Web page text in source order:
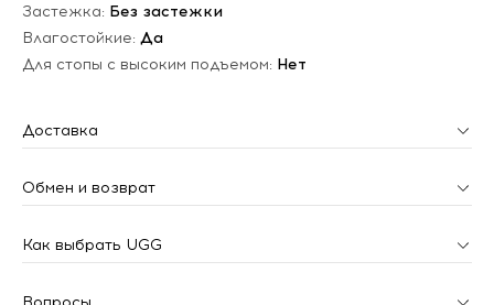
Застежка: Без застежки
Влагостойкие: Да
Для стопы с высоким подъемом: Нет
Доставка
Обмен и возврат
Как выбрать UGG